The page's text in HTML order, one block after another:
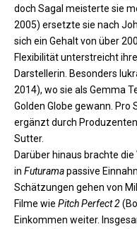
doch Sagal meisterte sie
2005) ersetzte sie nach
sich ein Gehalt von über
Flexibilität unterstreicht
Darstellerin. Besonders
2014), wo sie als Gemma
Golden Globe gewann.
ergänzt durch
Sutter.
Darüber hinaus brachte die
in Futuramapassive
Schätzungen gehen von
Filme wie Pitch Perfect 2
Einkommen weiter.